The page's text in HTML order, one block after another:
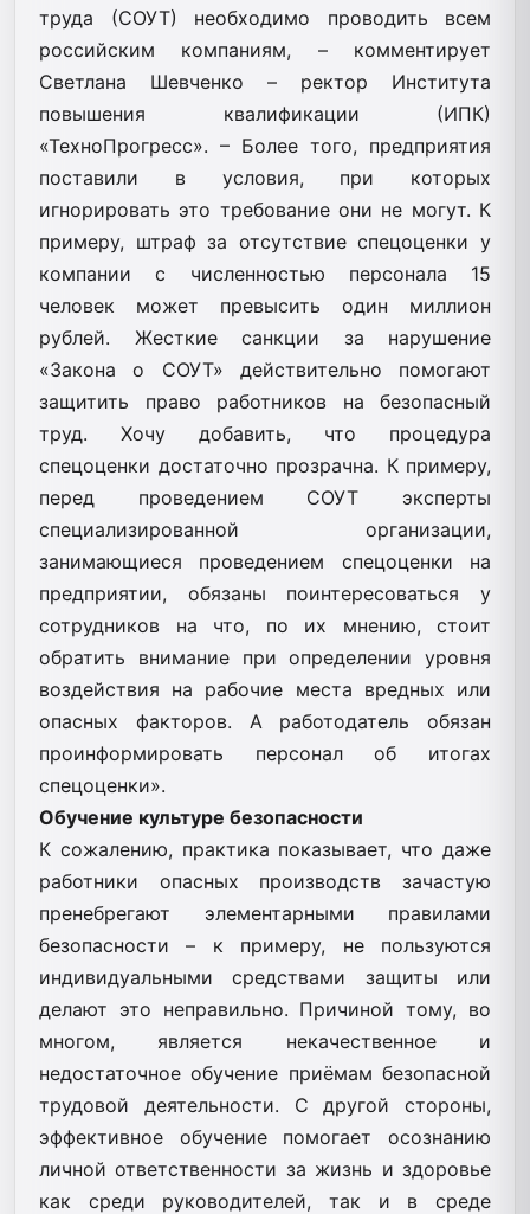
труда (СОУТ) необходимо проводить всем
российским компаниям, – комментирует
Светлана Шевченко – ректор Института
повышения квалификации (ИПК)
«ТехноПрогресс». – Более того, предприятия
поставили в условия, при которых
игнорировать это требование они не могут. К
примеру, штраф за отсутствие спецоценки у
компании с численностью персонала 15
человек может превысить один миллион
рублей. Жесткие санкции за нарушение
«Закона о СОУТ» действительно помогают
защитить право работников на безопасный
труд. Хочу добавить, что процедура
спецоценки достаточно прозрачна. К примеру,
перед проведением СОУТ эксперты
специализированной организации,
занимающиеся проведением спецоценки на
предприятии, обязаны поинтересоваться у
сотрудников на что, по их мнению, стоит
обратить внимание при определении уровня
воздействия на рабочие места вредных или
опасных факторов. А работодатель обязан
проинформировать персонал об итогах
спецоценки».
Обучение культуре безопасности
К сожалению, практика показывает, что даже
работники опасных производств зачастую
пренебрегают элементарными правилами
безопасности – к примеру, не пользуются
индивидуальными средствами защиты или
делают это неправильно. Причиной тому, во
многом, является некачественное и
недостаточное обучение приёмам безопасной
трудовой деятельности. С другой стороны,
эффективное обучение помогает осознанию
личной ответственности за жизнь и здоровье
как среди руководителей, так и в среде